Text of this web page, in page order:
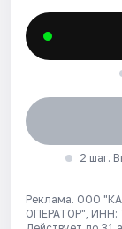
2 шаг.
Реклама. ООО
ОПЕРАТОР", ИНН: